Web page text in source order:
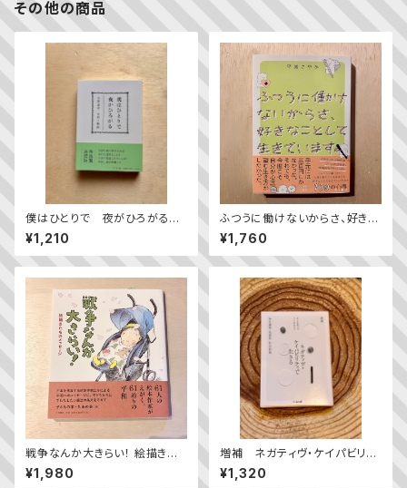
その他の商品
僕はひとりで 夜がひろがる
——立原道造 全詩＋物語
¥1,210
ふつうに働けないからさ、好きな
ことして生きています。
¥1,760
戦争なんか大きらい！ 絵描きた
ちのメッセージ
¥1,980
増補 ネガティヴ・ケイパビリテ
ィで生きる ——答えを急がず立
ち止まる力
¥1,320